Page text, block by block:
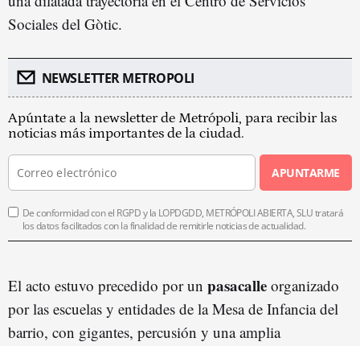
Sociales del Gòtic.
NEWSLETTER METROPOLI
Apúntate a la newsletter de Metrópoli, para recibir las
noticias más importantes de la ciudad.
APUNTARME
De conformidad con el RGPD y la LOPDGDD, METRÓPOLI ABIERTA, SLU tratará
los datos facilitados con la finalidad de remitirle noticias de actualidad.
El acto estuvo precedido por un pasacalle organizado
por las escuelas y entidades de la Mesa de Infancia del
barrio, con gigantes, percusión y una amplia